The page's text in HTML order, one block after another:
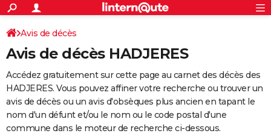
ACTUALITÉS
Politique
Société
Faits Divers
Education
Monde
Villes
+
SPORT
Coupe du monde 2026
Football
Tennis
Cyclisme
Rugby
Forum
Programme TV
TNT
Streaming
Cinéma
Sorties cinéma
Musique
+
FINANCE
Retraite
Epargne
Immobilier
Risques naturels par ville
Banque
Assurance
AUTO
Essais
Réserver un essai
Citadines
Berlines
SUV
Forum auto
+
Avis de décès
Avis de décès HADJERES
Accédez gratuitement sur cette page au carnet des décès des
HADJERES. Vous pouvez affiner votre recherche ou trouver un
avis de décès ou un avis d'obsèques plus ancien en tapant le
nom d'un défunt et/ou le nom ou le code postal d'une
commune dans le moteur de recherche ci-dessous.